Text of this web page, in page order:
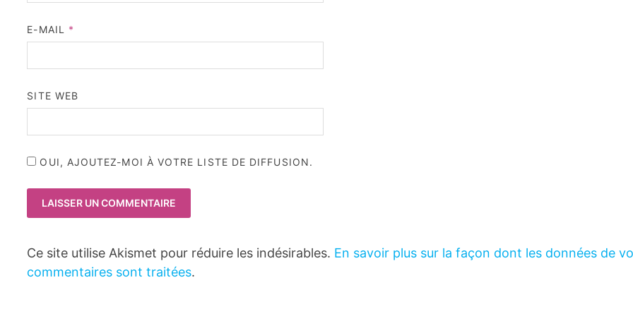
E-MAIL *
SITE WEB
OUI, AJOUTEZ-MOI À VOTRE LISTE DE DIFFUSION.
Ce site utilise Akismet pour réduire les indésirables. En savoir plus sur la façon dont les données de
commentaires sont traitées.